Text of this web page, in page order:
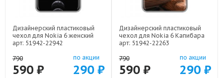
Дизайнерский пластиковый
чехол для Nokia 6 женский
арт: 51942-22942
790
590 ₽
по акции
290 ₽
Дизайнерский пластиковый
чехол для Nokia 6 Капибара
арт: 51942-22263
790
590 ₽
по акции
290 ₽